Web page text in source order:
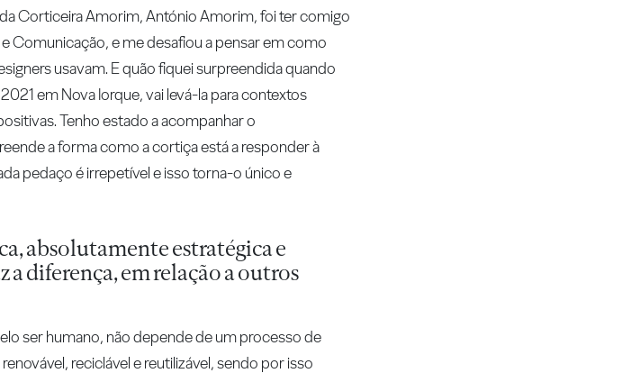
Corticeira Amorim, António Amorim, foi ter comigo
Comunicação, e me desafiou a pensar em como
usavam. E quão fiquei surpreendida quando
em Nova Iorque, vai levá-la para contextos
Tenho estado a acompanhar o
a forma como a cortiça está a responder à
pedaço é irrepetível e isso torna-o único e
absolutamente estratégica e
a diferença, em relação a outros
ser humano, não depende de um processo de
reciclável e reutilizável, sendo por isso